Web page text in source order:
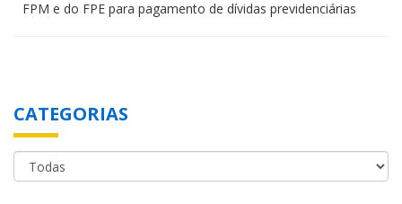
FPM e do FPE para pagamento de dívidas previdenciárias
CATEGORIAS